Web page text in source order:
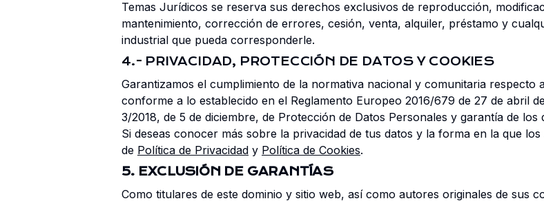
Temas Jurídicos se reserva sus derechos exclusivos de reproducción,
mantenimiento, corrección de errores, cesión, venta, alquiler, préstamo y
industrial que pueda corresponderle.
4.- PRIVACIDAD, PROTECCIÓN DE DATOS Y COOKIES
Garantizamos el cumplimiento de la normativa nacional y comunitaria respecto
conforme a lo establecido en el Reglamento Europeo 2016/679 de 27 de abril
3/2018, de 5 de diciembre, de Protección de Datos Personales y garantía de los
Si deseas conocer más sobre la privacidad de tus datos y la forma en la que
de Política de Privacidad y Política de Cookies.
5. EXCLUSIÓN DE GARANTÍAS
Como titulares de este dominio y sitio web, así como autores originales de sus